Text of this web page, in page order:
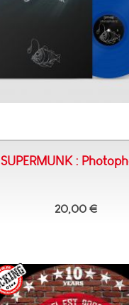
SUPERMUNK :
20,00 €